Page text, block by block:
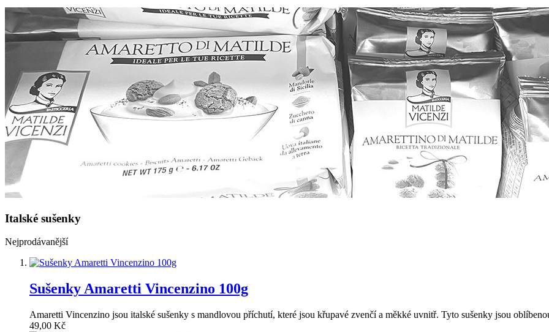
Italské sušenky
Nejprodávanější
Sušenky Amaretti Vincenzino 100g
Amaretti Vincenzino jsou italské sušenky s mandlovou příchutí, které jsou křupavé zvenčí a měkké uvnitř. Tyto sušenky jsou
49,00 Kč